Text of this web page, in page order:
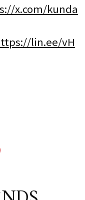
x.com/kunda
lin.ee/vH